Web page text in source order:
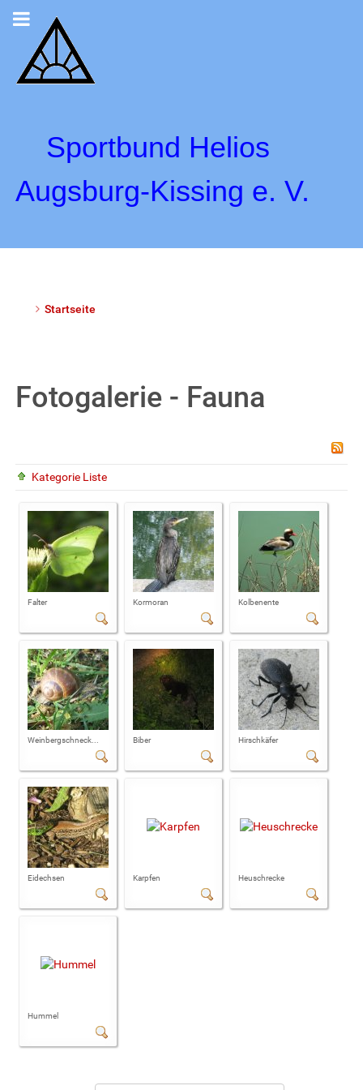
Sportbund Helios
Augsburg-Kissing e. V.
Startseite
Fotogalerie - Fauna
Kategorie Liste
Falter Kormoran Kolbenente
Weinbergschneck... Biber Hirschkäfer
Eidechsen Karpfen Heuschrecke
Hummel